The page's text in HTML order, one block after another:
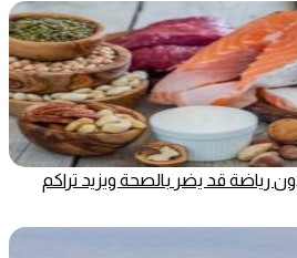
رياضة قد يضر بالصحة ويزيد تراكم